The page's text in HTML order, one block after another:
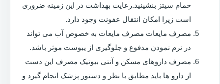
حمام سیتز بنشینید.رعایت بهداشت در این زمینه ضروری
است زیرا امکان انتقال عفونت وجود دارد.
مصرف مایعات مصرف مایعات به خصوص آب می تواند
در نرم نمودن مدفوع و جلوگیری از یبوست موثر باشد.
مصرف داروهای مسکن و آنتی بیوتیک مصرف این دست
از دارو ها باید مطابق با نظر و دستور پزشک انجام گیرد و